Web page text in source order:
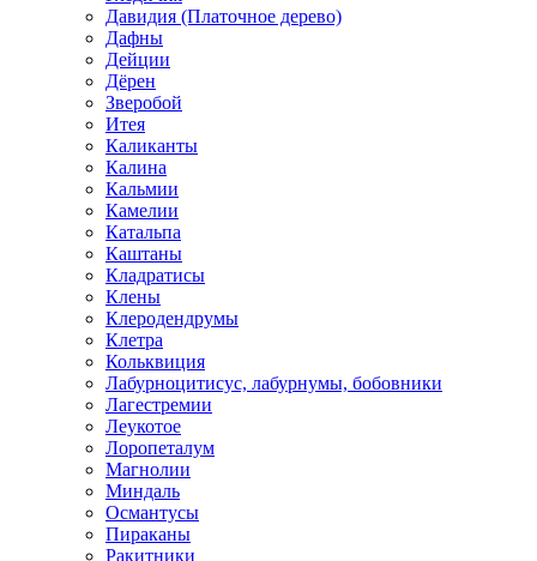
Давидия (Платочное дерево)
Дафны
Дейции
Дёрен
Зверобой
Итея
Каликанты
Калина
Кальмии
Камелии
Катальпа
Каштаны
Кладратисы
Клены
Клеродендрумы
Клетра
Кольквиция
Лабурноцитисус, лабурнумы, бобовники
Лагестремии
Леукотое
Лоропеталум
Магнолии
Миндаль
Османтусы
Пираканы
Ракитники